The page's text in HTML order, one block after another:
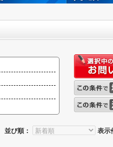
並び順： 表示